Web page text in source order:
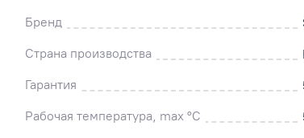
Бренд
Страна производства
Гарантия
Рабочая температура, max °C